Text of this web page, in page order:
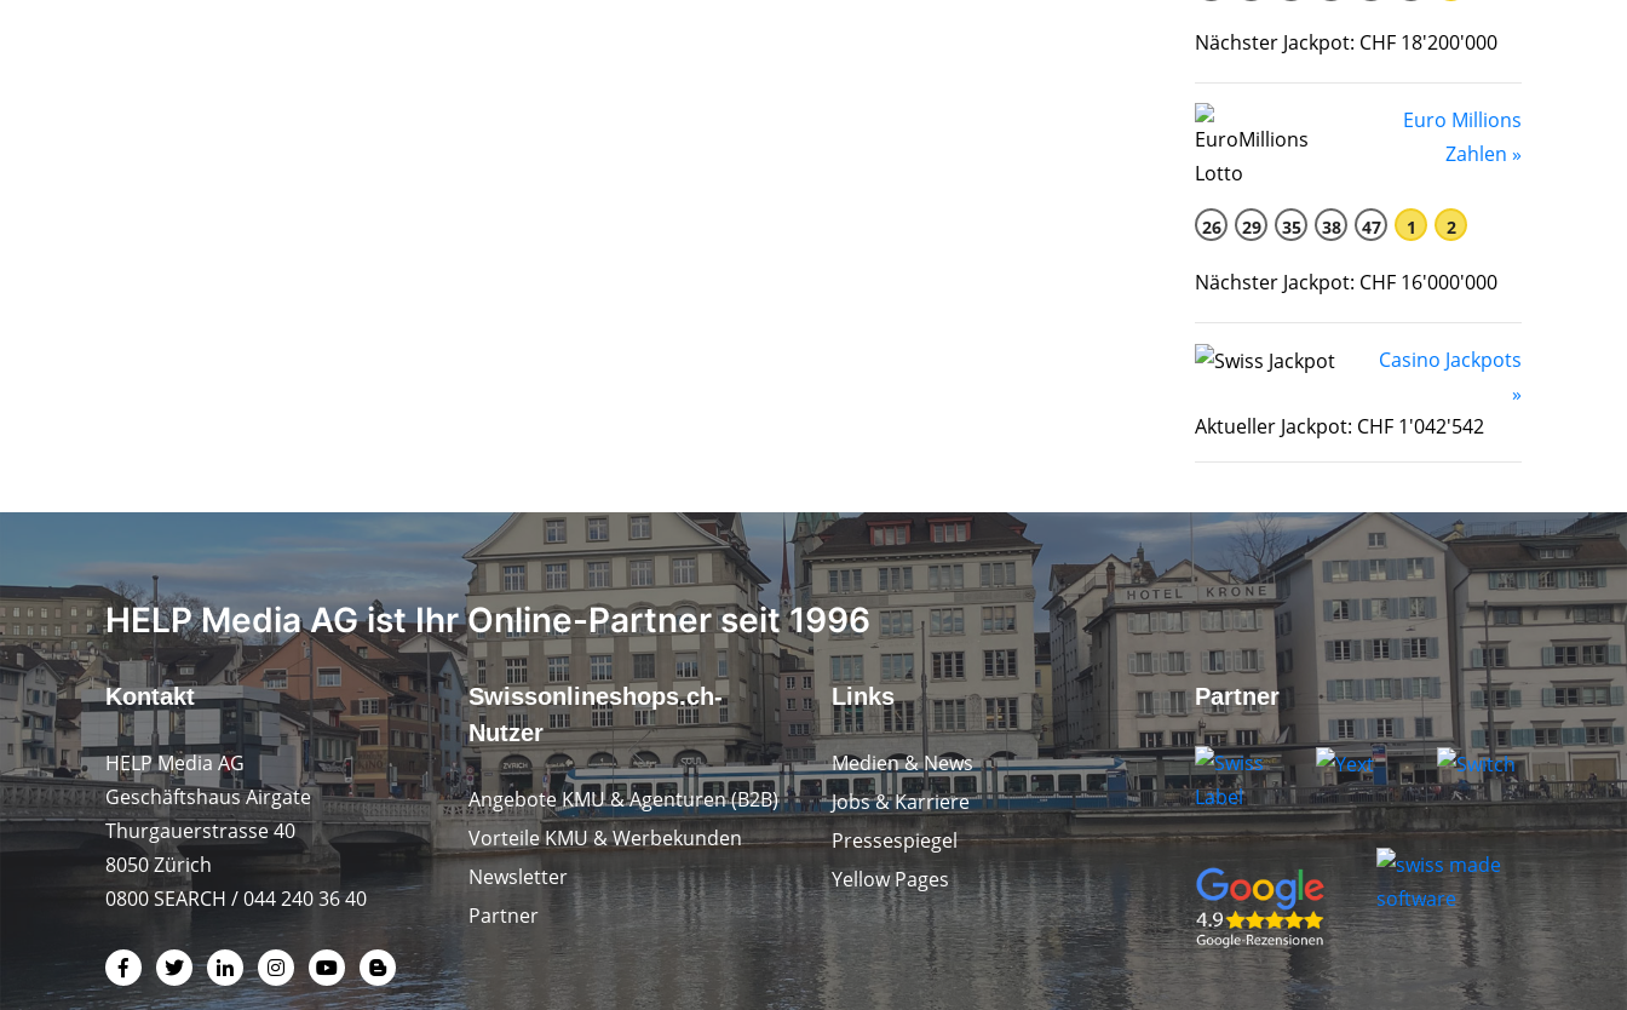
Nächster Jackpot: CHF 18'200'000
Euro Millions
Zahlen »
26 29 35 38 47 1 2
Nächster Jackpot: CHF 16'000'000
Casino Jackpots
»
Aktueller Jackpot: CHF 1'042'542
HELP Media AG ist Ihr Online-Partner seit 1996
Kontakt
HELP Media AG
Geschäftshaus Airgate
Thurgauerstrasse 40
8050 Zürich
0800 SEARCH / 044 240 36 40
Swissonlineshops.ch-
Nutzer
Angebote KMU & Agenturen (B2B)
Vorteile KMU & Werbekunden
Newsletter
Partner
Links
Medien & News
Jobs & Karriere
Pressespiegel
Yellow Pages
Partner